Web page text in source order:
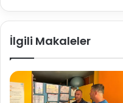
İlgili Makaleler